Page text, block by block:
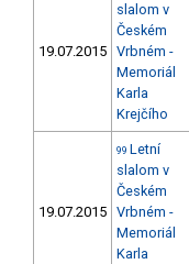
19.07.2015
slalom v
Českém
Vrbném -
Memoriál
Karla
Krejčího
19.07.2015
99 Letní
slalom v
Českém
Vrbném -
Memoriál
Karla